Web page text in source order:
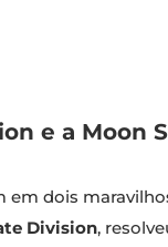
e a Moon
em dois
Division,